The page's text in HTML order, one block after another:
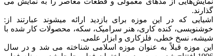
گذارند.
اشیایی که در این موزه برای بازدید ارائه میشوند عبارتند از:
خوشنویسی، کنده کاری، هنر سرامیک، سکه، محصولات کار شده با
شیشه، نسخ خطی، فلزکاری و ابزار علمی.
این موزه قبلاً به عنوان موزه اسلامی شناخته می شد و در سال